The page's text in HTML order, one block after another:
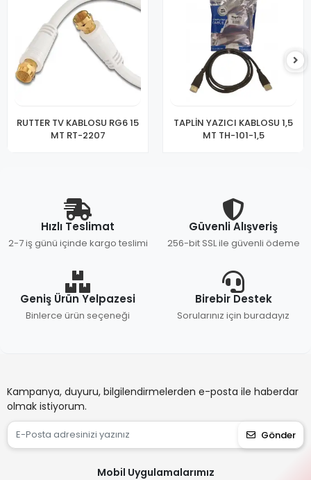
RUTTER TV KABLOSU RG6 15
MT RT-2207
TAPLİN YAZICI KABLOSU 1,5
MT TH-101-1,5
Hızlı Teslimat
2-7 iş günü içinde kargo teslimi
Güvenli Alışveriş
256-bit SSL ile güvenli ödeme
Geniş Ürün Yelpazesi
Binlerce ürün seçeneği
Birebir Destek
Sorularınız için buradayız
Kampanya, duyuru, bilgilendirmelerden e-posta ile haberdar
olmak istiyorum.
Gönder
Mobil Uygulamalarımız